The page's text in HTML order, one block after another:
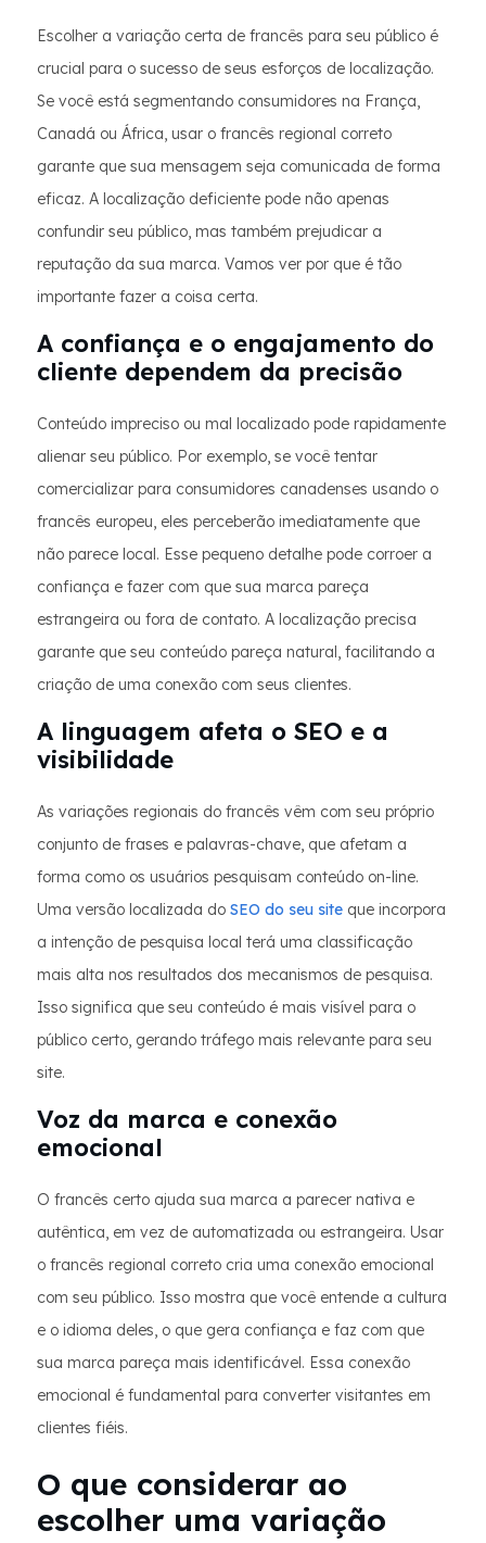
Escolher a variação certa de francês para seu público é
crucial para o sucesso de seus esforços de localização.
Se você está segmentando consumidores na França,
Canadá ou África, usar o francês regional correto
garante que sua mensagem seja comunicada de forma
eficaz. A localização deficiente pode não apenas
confundir seu público, mas também prejudicar a
reputação da sua marca. Vamos ver por que é tão
importante fazer a coisa certa.
A confiança e o engajamento do
cliente dependem da precisão
Conteúdo impreciso ou mal localizado pode rapidamente
alienar seu público. Por exemplo, se você tentar
comercializar para consumidores canadenses usando o
francês europeu, eles perceberão imediatamente que
não parece local. Esse pequeno detalhe pode corroer a
confiança e fazer com que sua marca pareça
estrangeira ou fora de contato. A localização precisa
garante que seu conteúdo pareça natural, facilitando a
criação de uma conexão com seus clientes.
A linguagem afeta o SEO e a
visibilidade
As variações regionais do francês vêm com seu próprio
conjunto de frases e palavras-chave, que afetam a
forma como os usuários pesquisam conteúdo on-line.
Uma versão localizada do SEO do seu site que incorpora
a intenção de pesquisa local terá uma classificação
mais alta nos resultados dos mecanismos de pesquisa.
Isso significa que seu conteúdo é mais visível para o
público certo, gerando tráfego mais relevante para seu
site.
Voz da marca e conexão
emocional
O francês certo ajuda sua marca a parecer nativa e
autêntica, em vez de automatizada ou estrangeira. Usar
o francês regional correto cria uma conexão emocional
com seu público. Isso mostra que você entende a cultura
e o idioma deles, o que gera confiança e faz com que
sua marca pareça mais identificável. Essa conexão
emocional é fundamental para converter visitantes em
clientes fiéis.
O que considerar ao
escolher uma variação